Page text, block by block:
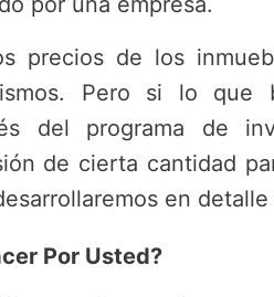
precios de los
Pero si lo que
del programa de
de cierta cantidad
en
Por Usted?